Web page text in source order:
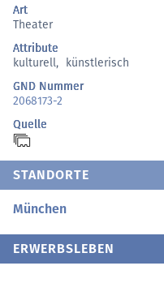
Art
Theater
Attribute
kulturell,
künstlerisch
GND Nummer
2068173-2
Quelle
STANDORTE
München
ERWERBSLEBEN